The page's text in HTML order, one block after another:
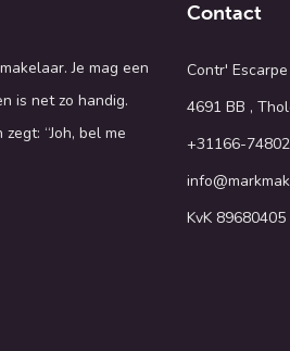
Je mag een
is net zo handig.
“Joh, bel me
Contact
Contr'
4691 BB ,
+31166-
KvK 89680405